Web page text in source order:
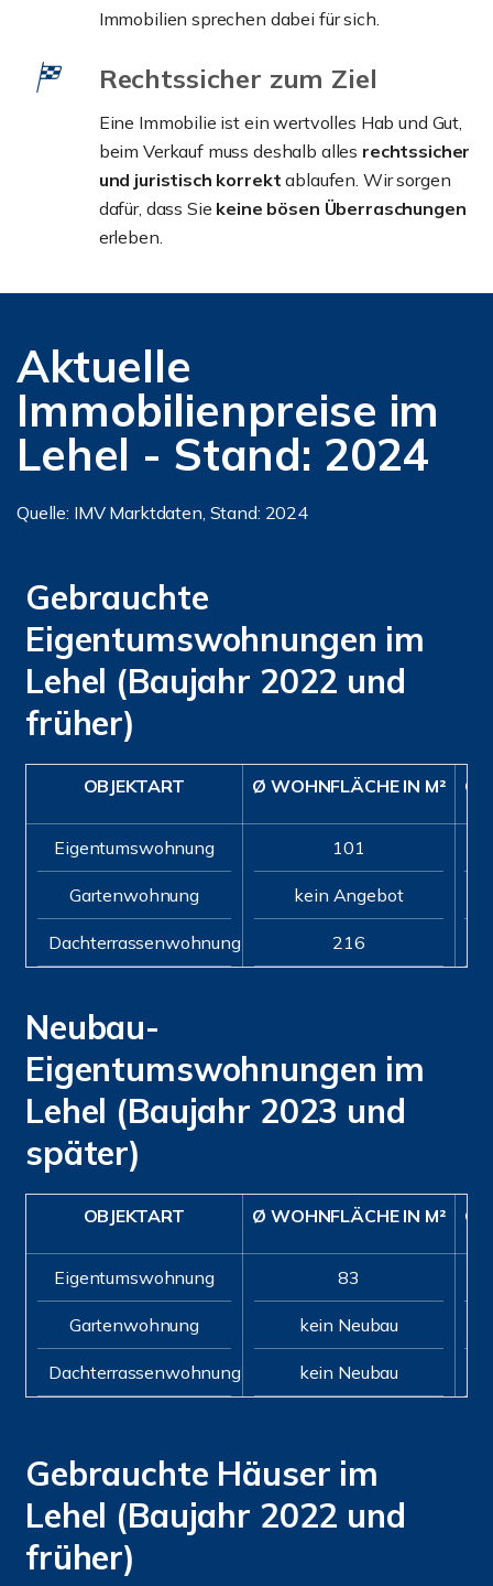
Immobilien sprechen dabei für sich.
Rechtssicher zum Ziel
Eine Immobilie ist ein wertvolles Hab und Gut,
beim Verkauf muss deshalb alles rechtssicher
und juristisch korrekt ablaufen. Wir sorgen
dafür, dass Sie keine bösen Überraschungen
erleben.
Aktuelle
Immobilienpreise im
Lehel - Stand: 2024
Quelle: IMV Marktdaten, Stand: 2024
Gebrauchte
Eigentumswohnungen im
Lehel (Baujahr 2022 und
früher)
OBJEKTART Ø WOHNFLÄCHE IN M² Ø
Eigentumswohnung 101
Gartenwohnung kein Angebot
Dachterrassenwohnung 216
Neubau-
Eigentumswohnungen im
Lehel (Baujahr 2023 und
später)
OBJEKTART Ø WOHNFLÄCHE IN M² Ø
Eigentumswohnung 83
Gartenwohnung kein Neubau
Dachterrassenwohnung kein Neubau
Gebrauchte Häuser im
Lehel (Baujahr 2022 und
früher)